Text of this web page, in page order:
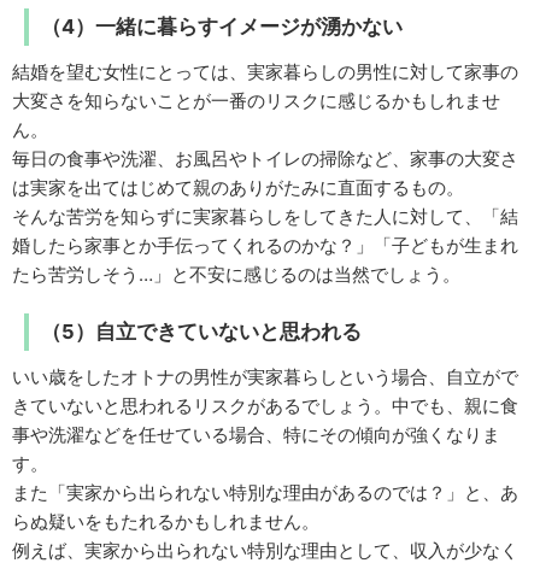
（4）一緒に暮らすイメージが湧かない
結婚を望む女性にとっては、実家暮らしの男性に対して家事の
大変さを知らないことが一番のリスクに感じるかもしれませ
ん。
毎日の食事や洗濯、お風呂やトイレの掃除など、家事の大変さ
は実家を出てはじめて親のありがたみに直面するもの。
そんな苦労を知らずに実家暮らしをしてきた人に対して、「結
婚したら家事とか手伝ってくれるのかな？」「子どもが生まれ
たら苦労しそう…」と不安に感じるのは当然でしょう。
（5）自立できていないと思われる
いい歳をしたオトナの男性が実家暮らしという場合、自立がで
きていないと思われるリスクがあるでしょう。中でも、親に食
事や洗濯などを任せている場合、特にその傾向が強くなりま
す。
また「実家から出られない特別な理由があるのでは？」と、あ
らぬ疑いをもたれるかもしれません。
例えば、実家から出られない特別な理由として、収入が少なく